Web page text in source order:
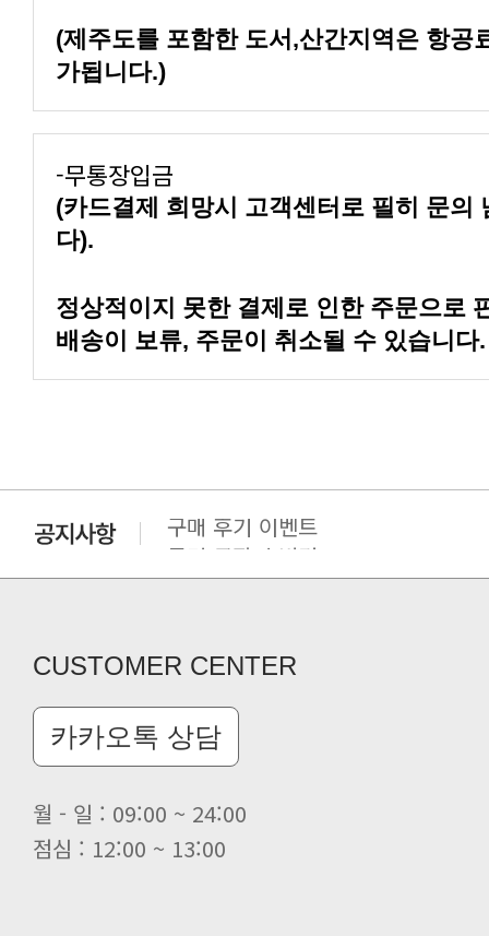
가됩니다.)
-무통장입금
다).
배송이 보류, 주문이 취소될 수 있습니다.
클린 공장명 변경
CUSTOMER CENTER
카카오톡 상담
월 - 일 : 09:00 ~ 24:00
점심 : 12:00 ~ 13:00